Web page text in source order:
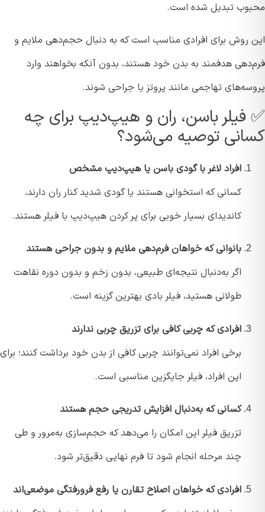
تبدیل شده است.
روش برای افرادی مناسب است که به دنبال حجم‌دهی ملایم و
هدفمند به بدن خود هستند، بدون آنکه بخواهند وارد
تهاجمی مانند پروتز یا جراحی شوند.
فیلر باسن، ران و هیپ‌دیپ برای چه
توصیه می‌شود؟
افراد لاغر با گودی باسن یا هیپ‌دیپ مشخص
کسانی که استخوانی هستند یا گودی شدید کنار ران دارند،
کاندیدای بسیار خوبی برای پر کردن هیپ‌دیپ با فیلر هستند.
بانوانی که خواهان فرم‌دهی ملایم و بدون جراحی هستند
اگر به‌دنبال نتیجه‌ای طبیعی، بدون زخم و بدون دوره نقاهت
طولانی هستید، فیلر بادی بهترین گزینه است.
افرادی که چربی کافی برای تزریق چربی ندارند
برخی افراد نمی‌توانند چربی کافی از بدن خود برداشت کنند؛ برای
این افراد، فیلر جایگزین مناسبی است.
کسانی که به‌دنبال افزایش تدریجی حجم هستند
تزریق فیلر این امکان را می‌دهد که حجم‌سازی به‌مرور و طی
چند مرحله انجام شود تا فرم نهایی دقیق‌تر شود.
افرادی که خواهان اصلاح تقارن یا رفع فرورفتگی موضعی‌اند